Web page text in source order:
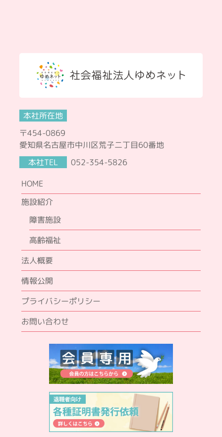
本社所在地
〒454-0869
愛知県名古屋市中川区荒子二丁目60番地
本社TEL
052-354-5826
HOME
施設紹介
障害施設
高齢福祉
法人概要
情報公開
プライバシーポリシー
お問い合わせ